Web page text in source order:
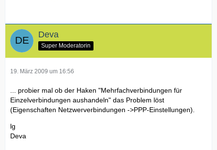
Deva
Super Moderatorin
19. März 2009 um 16:56
... probier mal ob der Haken "Mehrfachverbindungen für
Einzelverbindungen aushandeln" das Problem löst
(Eigenschaften Netzwerverbindungen ->PPP-Einstellungen).
lg
Deva